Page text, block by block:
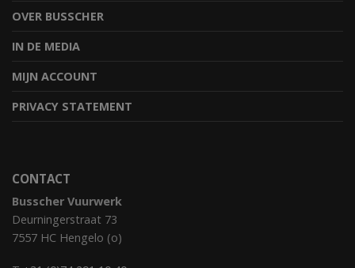
OVER BUSSCHER
IN DE MEDIA
MIJN ACCOUNT
PRIVACY STATEMENT
CONTACT
Busscher Vuurwerk
Deurningerstraat 73
7557 HC Hengelo (o)